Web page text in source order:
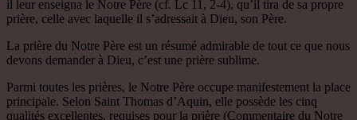
il leur enseigna le Notre Père (cf. Lc 11, 2-4), qu’il tira de sa propre
prière, celle avec laquelle il s’adressait à Dieu, son Père.
La prière du Notre Père est un résumé admirable de tout ce que nous
devons demander à Dieu, c’est une prière sublime.
Parmi toutes les prières, le Notre Père occupe manifestement la place
principale. Selon Saint Thomas d’Aquin, elle possède les cinq
qualités excellentes, requises pour la prière (Commentaire du Notre